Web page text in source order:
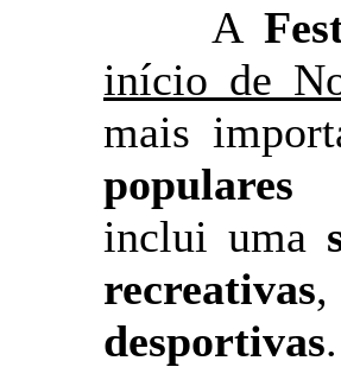
A
início de
mais
populares
inclui uma
recreativas
desportivas.